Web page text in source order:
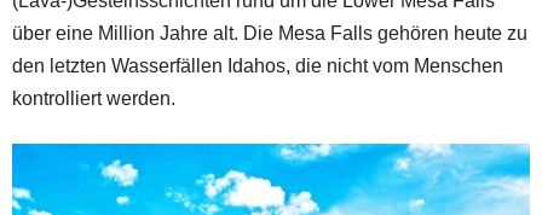
über eine Million Jahre alt. Die Mesa Falls gehören heute zu
den letzten Wasserfällen Idahos, die nicht vom Menschen
kontrolliert werden.